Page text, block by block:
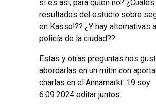
si es así, para quien no?
resultados del estudio sobre
en Kassel?? ¿Y hay alternativas
policía de la ciudad??
Estas y otras preguntas nos
abordarlas en un mitin con
charlas en el Annamarkt. 19 soy
6.09.2024 editar juntos.